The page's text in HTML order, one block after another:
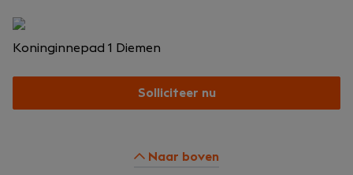
Koninginnepad 1 Diemen
Solliciteer nu
Naar boven